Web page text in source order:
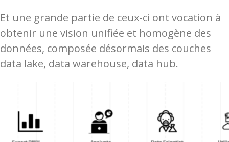
Et une grande partie de ceux-ci ont vocation à
obtenir une vision unifiée et homogène des
données, composée désormais des couches
data lake, data warehouse, data hub.